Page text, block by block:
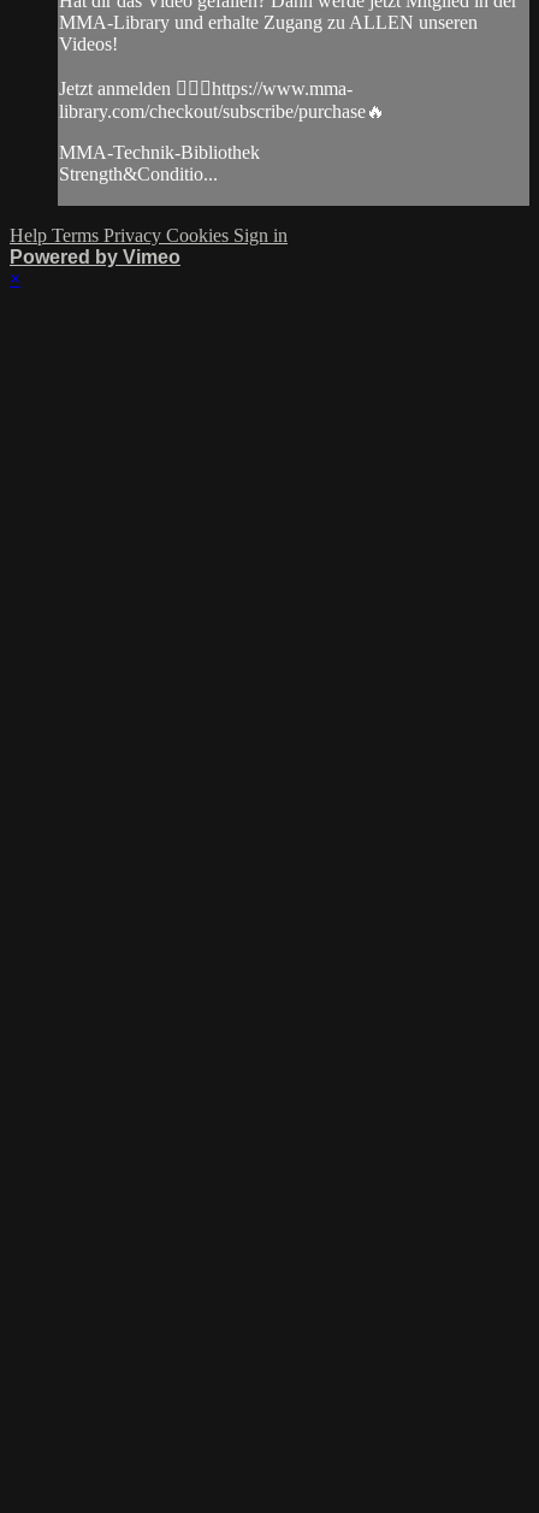
MMA-Library und erhalte Zugang zu ALLEN unseren
Videos!
Jetzt anmelden 👉🏼🔥https://www.mma-
library.com/checkout/subscribe/purchase🔥
MMA-Technik-Bibliothek
Strength&Conditio...
Help Terms Privacy Cookies Sign in
Powered by Vimeo
×